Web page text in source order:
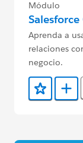
Módulo
Salesforce
Aprenda a
relaciones
negocio.
Agregar a